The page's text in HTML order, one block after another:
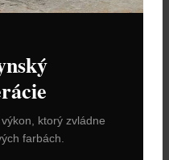
ktorý zvládne
farbách.